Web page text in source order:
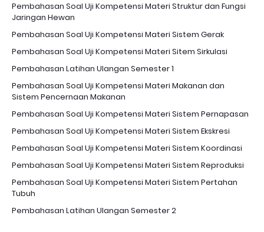
Pembahasan Soal Uji Kompetensi Materi Struktur dan Fungsi
Jaringan Hewan
Pembahasan Soal Uji Kompetensi Materi Sistem Gerak
Pembahasan Soal Uji Kompetensi Materi Sitem Sirkulasi
Pembahasan Latihan Ulangan Semester 1
Pembahasan Soal Uji Kompetensi Materi Makanan dan
Sistem Pencernaan Makanan
Pembahasan Soal Uji Kompetensi Materi Sistem Pernapasan
Pembahasan Soal Uji Kompetensi Materi Sistem Ekskresi
Pembahasan Soal Uji Kompetensi Materi Sistem Koordinasi
Pembahasan Soal Uji Kompetensi Materi Sistem Reproduksi
Pembahasan Soal Uji Kompetensi Materi Sistem Pertahan
Tubuh
Pembahasan Latihan Ulangan Semester 2